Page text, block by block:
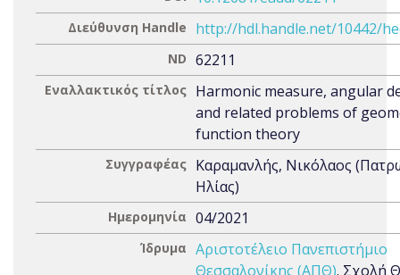
Διεύθυνση Handle http://hdl.handle.net/10442/
ND 62211
Εναλλακτικός τίτλος Harmonic measure, angular
and related problems of
function theory
Συγγραφέας Καραμανλής, Νικόλαος
Ηλίας)
Ημερομηνία 04/2021
Ίδρυμα Αριστοτέλειο Πανεπιστήμιο
Θεσσαλονίκης (ΑΠΘ). Σχολή